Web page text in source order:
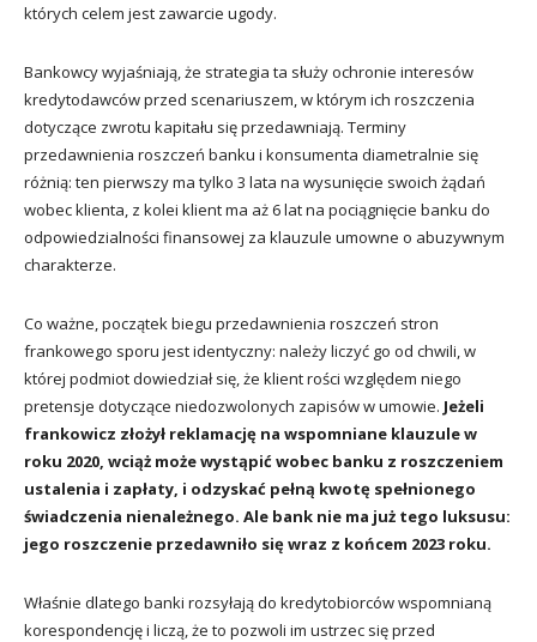
których celem jest zawarcie ugody.
Bankowcy wyjaśniają, że strategia ta służy ochronie interesów
kredytodawców przed scenariuszem, w którym ich roszczenia
dotyczące zwrotu kapitału się przedawniają. Terminy
przedawnienia roszczeń banku i konsumenta diametralnie się
różnią: ten pierwszy ma tylko 3 lata na wysunięcie swoich żądań
wobec klienta, z kolei klient ma aż 6 lat na pociągnięcie banku do
odpowiedzialności finansowej za klauzule umowne o abuzywnym
charakterze.
Co ważne, początek biegu przedawnienia roszczeń stron
frankowego sporu jest identyczny: należy liczyć go od chwili, w
której podmiot dowiedział się, że klient rości względem niego
pretensje dotyczące niedozwolonych zapisów w umowie. Jeżeli
frankowicz złożył reklamację na wspomniane klauzule w
roku 2020, wciąż może wystąpić wobec banku z roszczeniem
ustalenia i zapłaty, i odzyskać pełną kwotę spełnionego
świadczenia nienależnego. Ale bank nie ma już tego luksusu:
jego roszczenie przedawniło się wraz z końcem 2023 roku.
Właśnie dlatego banki rozsyłają do kredytobiorców wspomnianą
korespondencję i liczą, że to pozwoli im ustrzec się przed